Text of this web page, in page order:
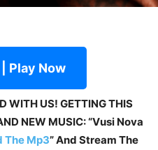
Play Now
WITH US! GETTING THIS
NEW MUSIC: “Vusi Nova
The Mp3” And Stream The